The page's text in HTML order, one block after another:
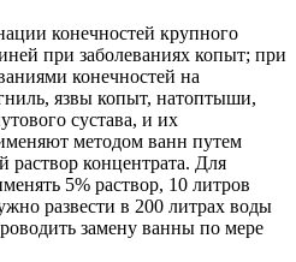
конечностей крупного
при заболеваниях копыт; при
конечностей на
язвы копыт, натоптыши,
сустава, и их
методом ванн путем
раствор концентрата. Для
5% раствор, 10 литров
развести в 200 литрах воды
замену ванны по мере